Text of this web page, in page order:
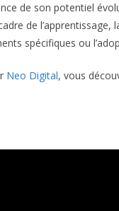
de son potentiel
de
spécifiques ou
Neo Digital, vous